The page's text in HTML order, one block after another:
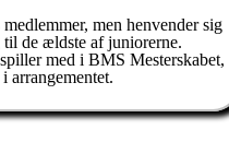
men henvender sig
de ældste af juniorerne.
med i BMS Mesterskabet,
arrangementet.